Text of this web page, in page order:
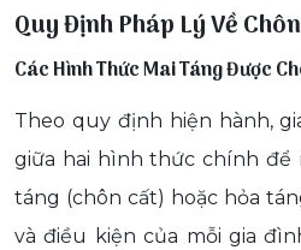
Quy Định Pháp Lý Về
Các Hình Thức Mai Táng Được
Theo quy định hiện hành,
giữa hai hình thức chính để
táng (chôn cất) hoặc hỏa
và điều kiện của mỗi gia